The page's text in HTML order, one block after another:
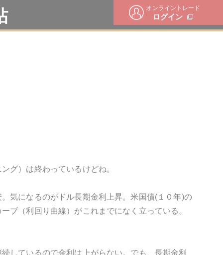
オンライントレード
ログイン
グ）は終わっているけどね。
気になるのがドル長期金利上昇。米国債(１０年)の
ブ（利回り曲線）がこれまでになく立っている。
しているので金利は上がらない。でも、長期金利